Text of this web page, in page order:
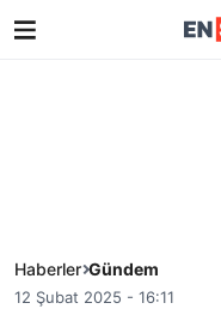
Haberler Gündem
12 Şubat 2025 - 16:11